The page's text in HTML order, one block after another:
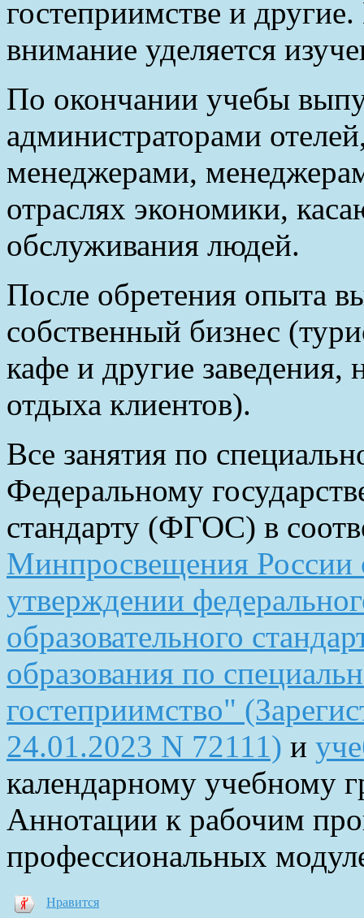
гостеприимстве и
внимание уделяется
По окончании учебы
администраторами
менеджерами,
отраслях экономики,
обслуживания людей.
После обретения опыта
собственный бизнес
кафе и другие
отдыха клиентов).
Все занятия по
Федеральному
стандарту (ФГОС) в
Минпросвещения
утверждении
образовательного
образования по
гостеприимство"
24.01.2023 N 72111) и
календарному учебному
Аннотации к рабочим
профессиональных
Нравится